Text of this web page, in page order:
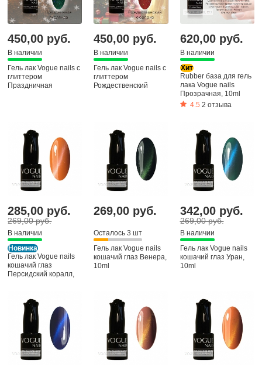
450,00 руб.
В наличии
Гель лак Vogue nails с
глиттером
Праздничная
450,00 руб.
В наличии
Гель лак Vogue nails с
глиттером
Рождественский
620,00 руб.
В наличии
Хит
Rubber база для гель
лака Vogue nails
Прозрачная, 10ml
4.5 2 отзыва
285,00 руб.
269,00 руб.
В наличии
Новинка
Гель лак Vogue nails
кошачий глаз
Персидский коралл,
269,00 руб.
Осталось 3 шт
Гель лак Vogue nails
кошачий глаз Венера,
10ml
342,00 руб.
269,00 руб.
В наличии
Гель лак Vogue nails
кошачий глаз Уран,
10ml